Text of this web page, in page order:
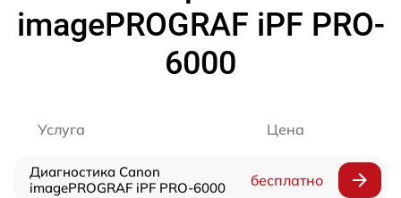
imagePROGRAF iPF PRO-
6000
Услуга Цена
Диагностика Canon
imagePROGRAF iPF PRO-6000
бесплатно